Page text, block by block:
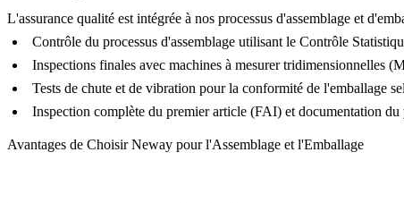
L'assurance qualité est intégrée à nos processus d'assemblage et
Contrôle du processus d'assemblage utilisant le Contrôle
Inspections finales avec machines à mesurer tridimensionnelles
Tests de chute et de vibration pour la conformité de l'emballage
Inspection complète du premier article (FAI) et documentation
Avantages de Choisir Neway pour l'Assemblage et l'Emballage